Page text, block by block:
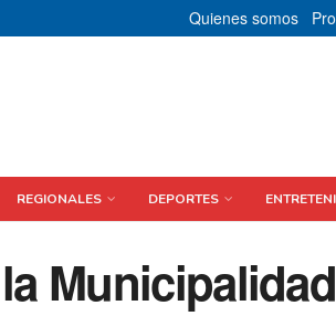
Quienes somos
REGIONALES DEPORTES